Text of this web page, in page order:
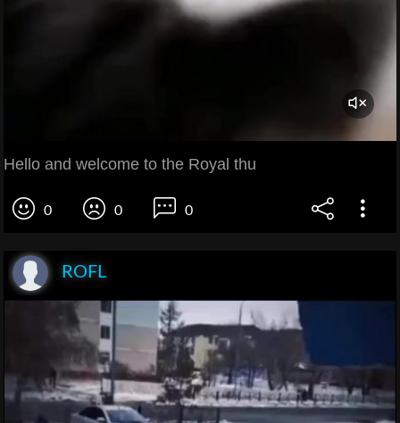
Hello and welcome to the Royal thu
0 0 0
ROFL